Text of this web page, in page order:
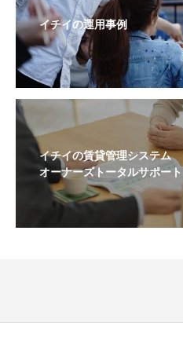
イチイの運用事例
イチイの賃貸管理システム
オーナーズトータルサポート